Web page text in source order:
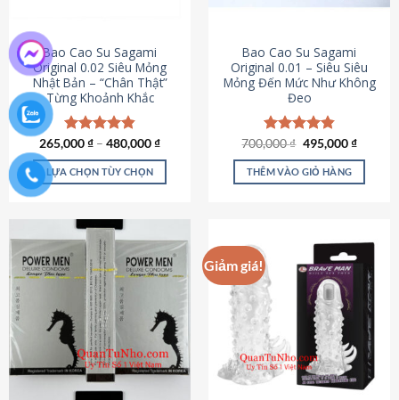
Bao Cao Su Sagami
Original 0.02 Siêu Mỏng
Nhật Bản – “Chân Thật”
Từng Khoảnh Khắc
Được xếp
hạng4.87
5 sao
265,000₫ – 480,000₫
LỰA CHỌN TÙY CHỌN
này
có
nhiều
biến
thể.
Các
tùy
chọn
có
Bao Cao Su Sagami
Original 0.01 – Siêu Siêu
Mỏng Đến Mức Như Không
Đeo
Được xếp
hạng4.83
5 sao
700,000₫ Giá
là:
700,000 ₫.
495,000₫Giá
tại
THÊM VÀO GIỎ HÀNG
Giảm giá!